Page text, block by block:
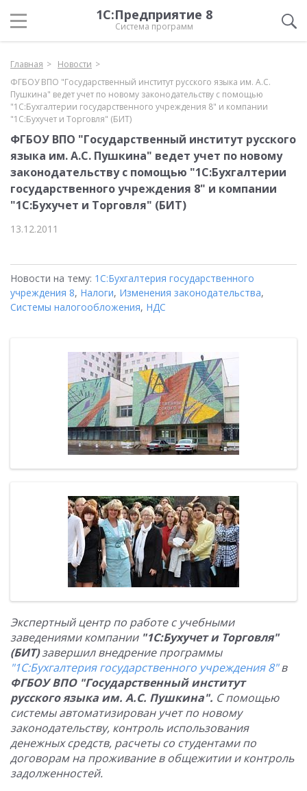
1С:Предприятие 8
Система программ
Главная
Новости
ФГБОУ ВПО "Государственный институт русского языка им. А.С.
Пушкина" ведет учет по новому законодательству с помощью
"1С:Бухгалтерии государственного учреждения 8" и компании
"1С:Бухучет и Торговля" (БИТ)
ФГБОУ ВПО "Государственный институт русского
языка им. А.С. Пушкина" ведет учет по новому
законодательству с помощью "1С:Бухгалтерии
государственного учреждения 8" и компании
"1С:Бухучет и Торговля" (БИТ)
13.12.2011
Новости на тему: 1С:Бухгалтерия государственного
учреждения 8, Налоги, Изменения законодательства,
Системы налогообложения, НДС
Экспертный центр по работе с учебными
заведениями компании "1С:Бухучет и Торговля"
(БИТ)завершил внедрение программы
"1С:Бухгалтерия государственного учреждения 8"в
ФГБОУ ВПО "Государственный институт
русского языка им. А.С. Пушкина". С помощью
системы автоматизирован учет по новому
законодательству, контроль использования
денежных средств, расчеты со студентами по
договорам на проживание в общежитии и контроль
задолженностей.